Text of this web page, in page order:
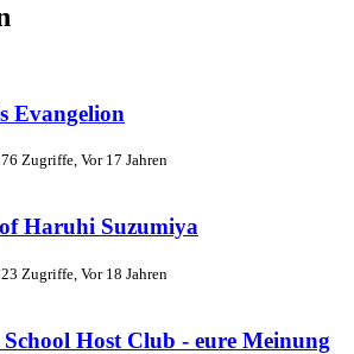
Evangelion
Zugriffe, Vor 17 Jahren
Haruhi Suzumiya
Zugriffe, Vor 18 Jahren
Host Club - eure Meinung